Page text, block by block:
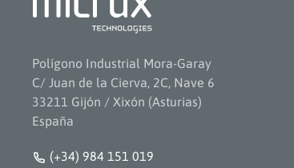
Polígono Industrial Mora-Garay
C/ Juan de la Cierva, 2C, Nave 6
33211 Gijón / Xixón (Asturias)
España
(+34) 984 151 019